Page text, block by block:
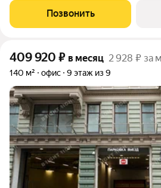
расположен аэропорт. Ближайшее
Заезд со стороны
Позвонить
409 920 ₽ в месяц 2 928 ₽ за
140 м² офис 9 этаж из 9